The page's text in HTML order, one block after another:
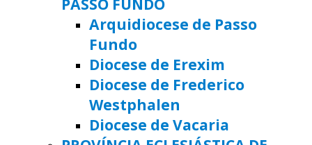
PASSO FUNDO
Arquidiocese de Passo
Fundo
Diocese de Erexim
Diocese de Frederico
Westphalen
Diocese de Vacaria